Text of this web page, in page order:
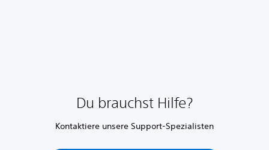
Du brauchst Hilfe?
Kontaktiere unsere Support-Spezialisten